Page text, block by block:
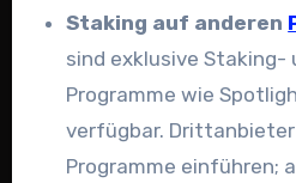
Staking auf anderen
sind exklusive Staking-
Programme wie
verfügbar.
Programme einführen;